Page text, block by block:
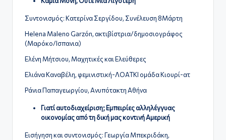
Συντονισμός: Κατερίνα Σεργίδου, Συνέλευση 8Μάρτη
Helena Maleno Garzón, ακτιβίστρια/δημοσιογράφος
(Μαρόκο/Ισπανια)
Ελένη Μήτσιου, Μαχητικές και Ελεύθερες
Ελιάνα Καναβέλη, φεμινιστική-ΛΟΑΤΚΙ ομάδα Κιουρί-ατ
Ράνια Παπαγεωργίου, Ανυπότακτη Αθήνα
Γιατί αυτοδιαχείριση; Εμπειρίες αλληλέγγυας
οικονομίας από τη δική μας κοντινή Αμερική
Εισήγηση και συντονισμός: Γεωργία Μπεκριδάκη,